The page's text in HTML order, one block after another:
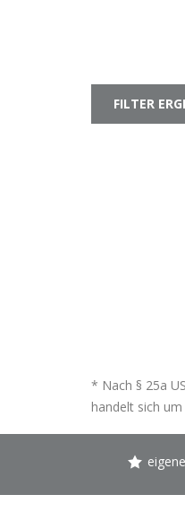
FILTER
* Nach § 25a
handelt sich